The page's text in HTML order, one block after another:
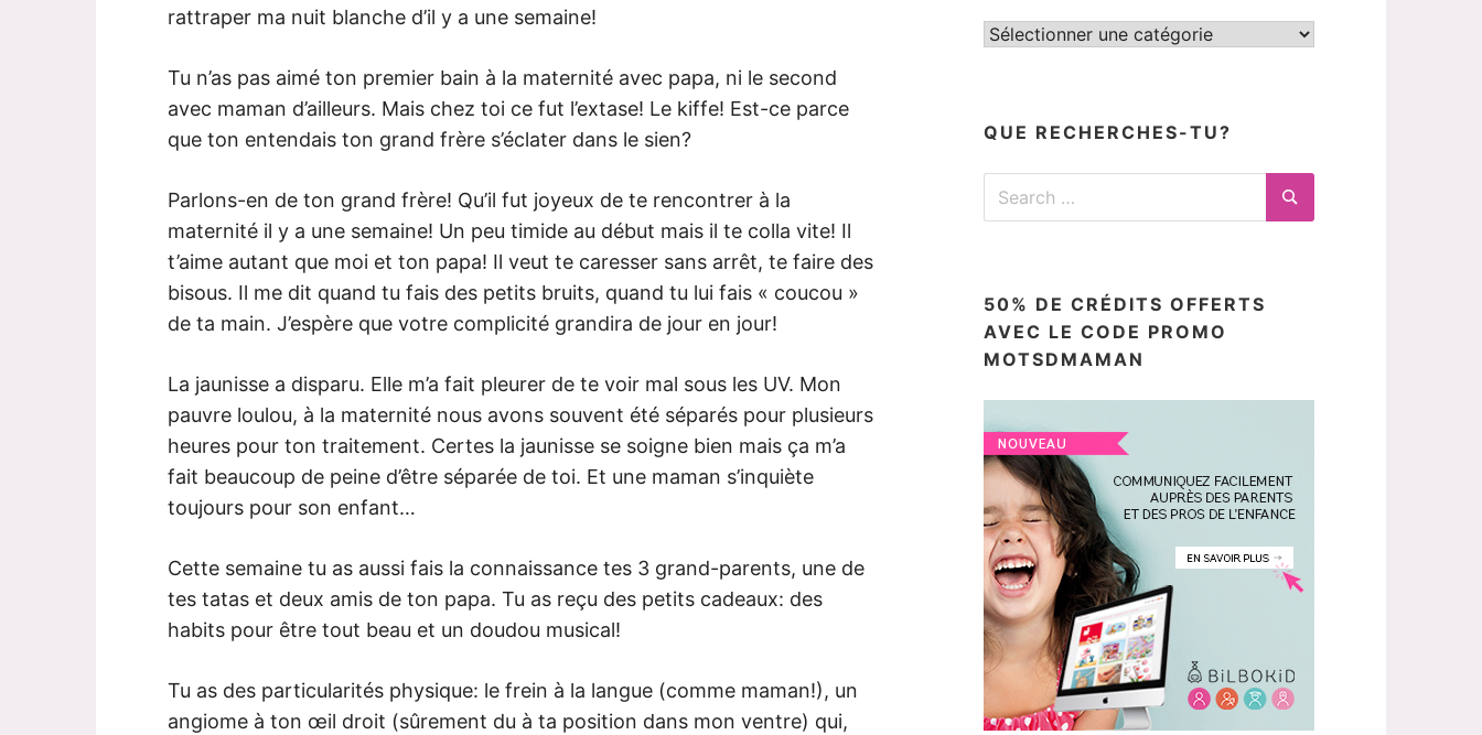
rattraper ma nuit blanche d’il y a une semaine!
Tu n’as pas aimé ton premier bain à la maternité avec papa, ni le second
avec maman d’ailleurs. Mais chez toi ce fut l’extase! Le kiffe! Est-ce parce
que ton entendais ton grand frère s’éclater dans le sien?
Parlons-en de ton grand frère! Qu’il fut joyeux de te rencontrer à la
maternité il y a une semaine! Un peu timide au début mais il te colla vite! Il
t’aime autant que moi et ton papa! Il veut te caresser sans arrêt, te faire des
bisous. Il me dit quand tu fais des petits bruits, quand tu lui fais « coucou »
de ta main. J’espère que votre complicité grandira de jour en jour!
La jaunisse a disparu. Elle m’a fait pleurer de te voir mal sous les UV. Mon
pauvre loulou, à la maternité nous avons souvent été séparés pour plusieurs
heures pour ton traitement. Certes la jaunisse se soigne bien mais ça m’a
fait beaucoup de peine d’être séparée de toi. Et une maman s’inquiète
toujours pour son enfant…
Cette semaine tu as aussi fais la connaissance tes 3 grand-parents, une de
tes tatas et deux amis de ton papa. Tu as reçu des petits cadeaux: des
habits pour être tout beau et un doudou musical!
Tu as des particularités physique: le frein à la langue (comme maman!), un
angiome à ton œil droit (sûrement du à ta position dans mon ventre) qui,
Tous
QUE RECHERCHES-TU?
Search
Search
50% DE CRÉDITS OFFERTS
AVEC LE CODE PROMO
MOTSDMAMAN